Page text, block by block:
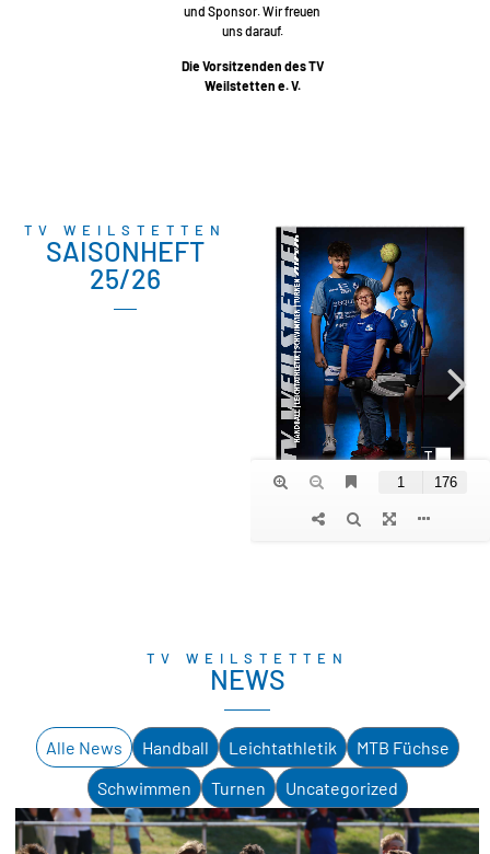
und Sponsor. Wir freuen
uns darauf.
Die Vorsitzenden des TV
Weilstetten e. V.
TV WEILSTETTEN
SAISONHEFT
25/26
TV WEILSTETTEN
NEWS
Handball Leichtathletik
MTB Füchse
Schwimmen
Turnen Uncategorized
Alle News